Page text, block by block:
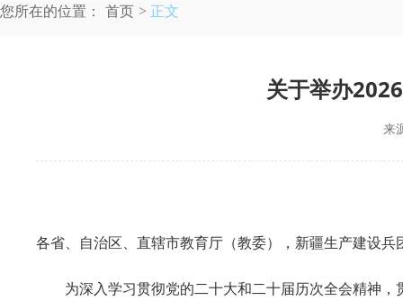
您所在的位置： 首页 正文
关于举办
来
各省、自治区、直辖市教育厅（教委），新疆生产建设兵
为深入学习贯彻党的二十大和二十届历次全会精神